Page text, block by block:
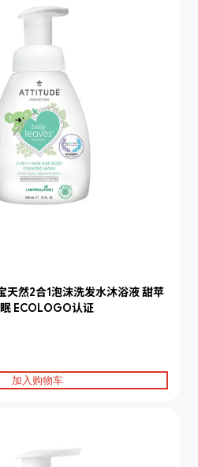
然2合1泡沫洗发水沐浴液 甜苹
ECOLOGO认证
加入购物车